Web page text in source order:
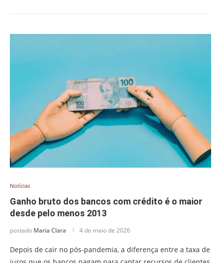
Notícias
Ganho bruto dos bancos com crédito é o maior
desde pelo menos 2013
postado Maria Clara 4 de maio de 2026
Depois de cair no pós-pandemia, a diferença entre a taxa de